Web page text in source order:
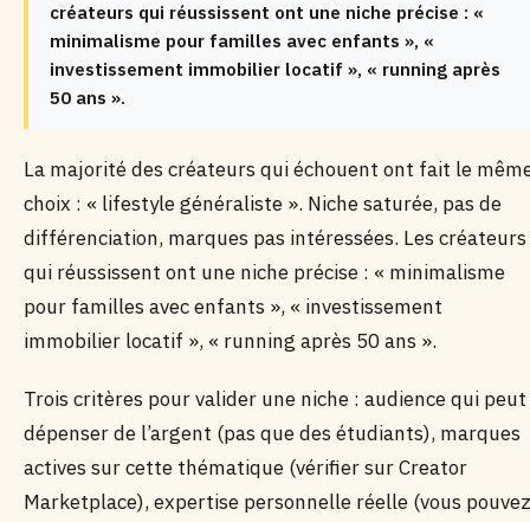
créateurs qui réussissent ont une niche précise : «
minimalisme pour familles avec enfants », «
investissement immobilier locatif », « running après
50 ans ».
La majorité des créateurs qui échouent ont fait le
choix : « lifestyle généraliste ». Niche saturée, pas de
différenciation, marques pas intéressées. Les créateurs
qui réussissent ont une niche précise : « minimalisme
pour familles avec enfants », « investissement
immobilier locatif », « running après 50 ans ».
Trois critères pour valider une niche : audience qui peut
dépenser de l’argent (pas que des étudiants), marques
actives sur cette thématique (vérifier sur Creator
Marketplace), expertise personnelle réelle (vous pouvez